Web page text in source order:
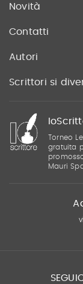
Novità
Contatti
Autori
Scrittori si
Torneo
gratuita
Mauri